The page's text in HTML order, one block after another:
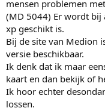
mensen problemen
(MD 5044) Er wordt bij
xp geschikt is.
Bij de site van Medion
versie beschikbaar.
Ik denk dat ik maar
kaart en dan bekijk of
Ik hoor echter
lossen.